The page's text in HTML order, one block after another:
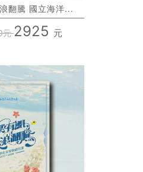
翻騰 國立海洋...
元2925 元